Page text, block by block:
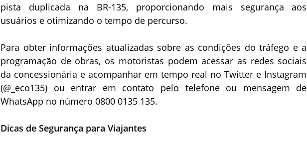
pista duplicada na BR-135, proporcionando mais segurança aos
usuários e otimizando o tempo de percurso.
Para obter informações atualizadas sobre as condições do tráfego e a
programação de obras, os motoristas podem acessar as redes sociais
da concessionária e acompanhar em tempo real no Twitter e Instagram
(@_eco135) ou entrar em contato pelo telefone ou mensagem de
WhatsApp no número 0800 0135 135.
Dicas de Segurança para Viajantes